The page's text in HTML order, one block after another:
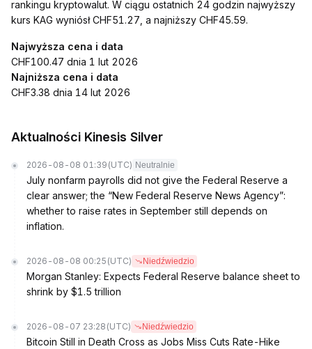
rankingu kryptowalut. W ciągu ostatnich 24 godzin najwyższy
kurs KAG wyniósł CHF51.27, a najniższy CHF45.59.
Najwyższa cena i data
CHF100.47 dnia 1 lut 2026
Najniższa cena i data
CHF3.38 dnia 14 lut 2026
Aktualności Kinesis Silver
2026-08-08 01:39 (UTC) Neutralnie
July nonfarm payrolls did not give the Federal Reserve a
clear answer; the “New Federal Reserve News Agency”:
whether to raise rates in September still depends on
inflation.
2026-08-08 00:25 (UTC) Niedźwiedzio
Morgan Stanley: Expects Federal Reserve balance sheet to
shrink by $1.5 trillion
2026-08-07 23:28 (UTC) Niedźwiedzio
Bitcoin Still in Death Cross as Jobs Miss Cuts Rate-Hike